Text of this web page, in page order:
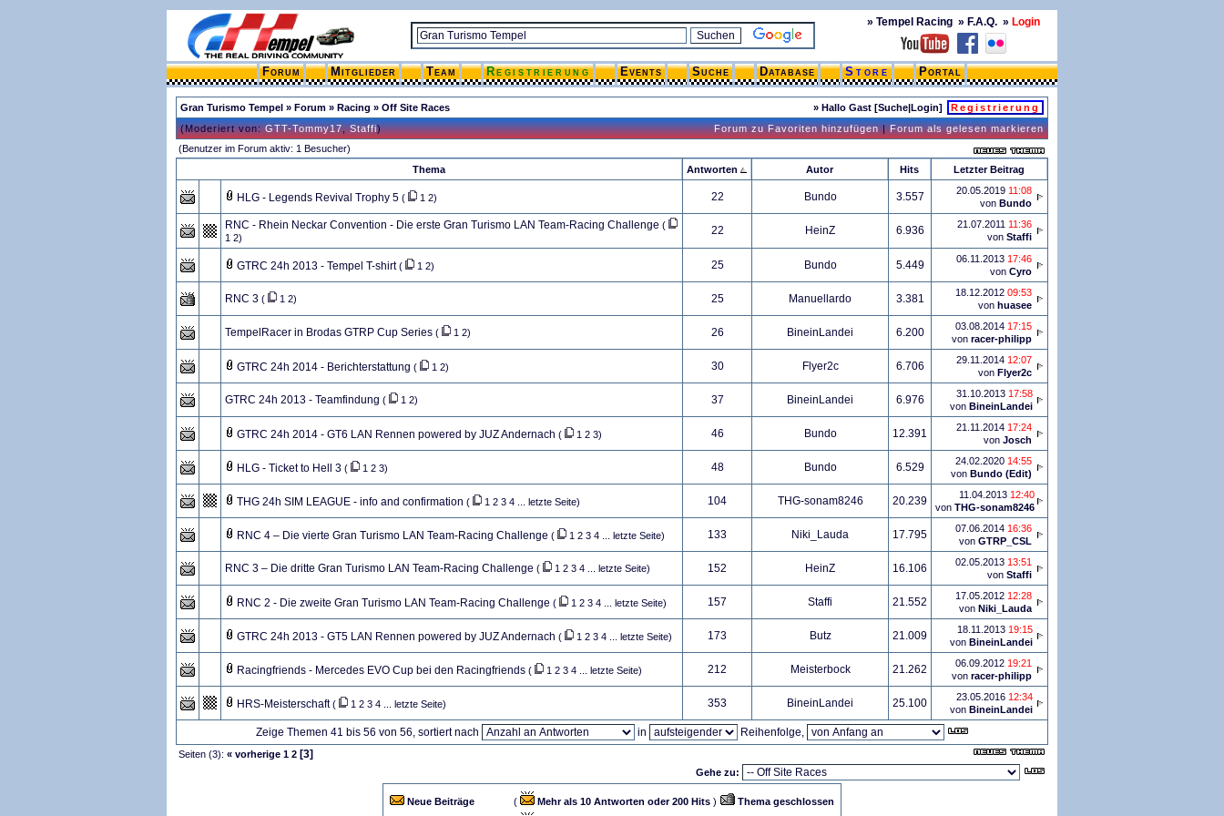
» Tempel Racing» F.A.Q.» Login
Forum Mitglieder Team Registrierung Events Suche Database Store Portal
Gran Turismo Tempel » Forum » Racing » Off Site Races » Hallo Gast [Suche|Login]
Registrierung
(Moderiert von:GTT-Tommy17,Staffi) Forum zu Favoriten hinzufügen|Forum als gelesen markieren
(Benutzer im Forum aktiv: 1 Besucher)
Thema
Antworten Autor Hits Letzter Beitrag
HLG - Legends Revival Trophy 5 ( 1 2) 22 Bundo 3.557 20.05.2019 11:08
von Bundo
RNC - Rhein Neckar Convention - Die erste Gran Turismo LAN Team-Racing Challenge (
1 2)
22 HeinZ 6.936 21.07.2011 11:36
von Staffi
GTRC 24h 2013 - Tempel T-shirt( 1 2) 25 Bundo 5.449 06.11.2013 17:46
von Cyro
RNC 3 ( 1 2) 25 Manuellardo 3.381 18.12.2012 09:53
von huasee
TempelRacer in Brodas GTRP Cup Series ( 1 2) 26 BineinLandei 6.200 03.08.2014 17:15
von racer-philipp
GTRC 24h 2014 - Berichterstattung ( 1 2) 30 Flyer2c 6.706 29.11.2014 12:07
von Flyer2c
GTRC 24h 2013 - Teamfindung ( 1 2) 37 BineinLandei 6.976 31.10.2013 17:58
von BineinLandei
GTRC 24h 2014 - GT6 LAN Rennen powered by JUZ Andernach ( 1 2 3) 46 Bundo 12.391 21.11.2014 17:24
von Josch
HLG - Ticket to Hell 3 ( 1 2 3) 48 Bundo 6.529 24.02.2020 14:55
von Bundo (Edit)
THG 24h SIM LEAGUE - info and confirmation ( 1 2 3 4 letzte Seite) 104 THG-sonam8246 20.239 11.04.2013 12:40
von THG-sonam8246
RNC 4 – Die vierte Gran Turismo LAN Team-Racing Challenge ( 1 2 3 4 letzte Seite) 133 Niki_Lauda 17.795 07.06.2014 16:36
von GTRP_CSL
RNC 3 – Die dritte Gran Turismo LAN Team-Racing Challenge ( 1 2 3 4 letzte Seite) 152 HeinZ 16.106 02.05.2013 13:51
von Staffi
RNC 2 - Die zweite Gran Turismo LAN Team-Racing Challenge ( 1 2 3 4 letzte Seite) 157 Staffi 21.552 17.05.2012 12:28
von Niki_Lauda
GTRC 24h 2013 - GT5 LAN Rennen powered by JUZ Andernach ( 1 2 3 4 letzte Seite) 173 Butz 21.009 18.11.2013 19:15
von BineinLandei
Racingfriends - Mercedes EVO Cup bei den Racingfriends ( 1 2 3 4 letzte Seite) 212 Meisterbock 21.262 06.09.2012 19:21
von racer-philipp
HRS-Meisterschaft( 1 2 3 4 letzte Seite) 353 BineinLandei 25.100 23.05.2016 12:34
von BineinLandei
Zeige Themen 41 bis 56 von 56, sortiert nach in Reihenfolge,
Seiten (3): « vorherige 1 2 [3]
Gehe zu:
Neue Beiträge ( Mehr als 10 Antworten oder 200 Hits ) Thema geschlossen